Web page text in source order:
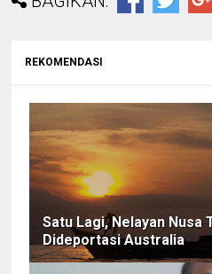
REKOMENDASI
Satu Lagi, Nelayan Nusa
Dideportasi Australia